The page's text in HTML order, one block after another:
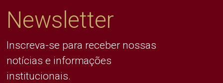
Newsletter
Inscreva-se para receber nossas
notícias e informações
institucionais.